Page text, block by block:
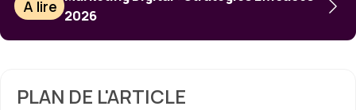
À lire 2026
PLAN DE L'ARTICLE